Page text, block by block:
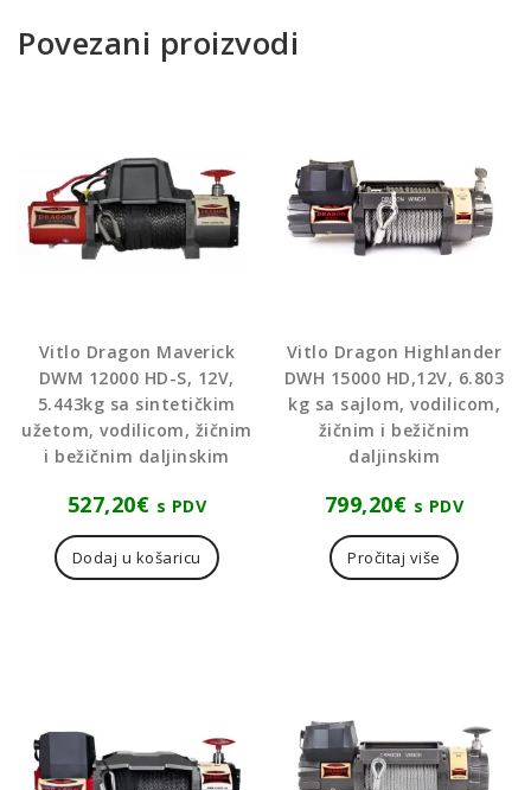
Povezani proizvodi
Vitlo Dragon Maverick
DWM 12000 HD-S, 12V,
5.443kg sa sintetičkim
užetom, vodilicom, žičnim
i bežičnim daljinskim
527,20€ s PDV
Dodaj u košaricu
Vitlo Dragon Highlander
DWH 15000 HD,12V, 6.803
kg sa sajlom, vodilicom,
žičnim i bežičnim
daljinskim
799,20€ s PDV
Pročitaj više